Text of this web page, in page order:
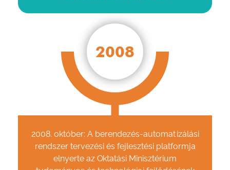
2008
2008. október: A berendezés-automatizálási
rendszer tervezési és fejlesztési platformja
elnyerte az Oktatási Minisztérium